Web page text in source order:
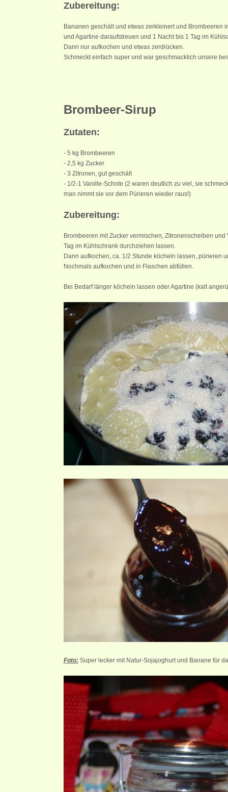
Zubereitung:
Bananen geschält und etwas zerkleinert und Brombeeren
und Agartine daraufstreuen und 1 Nacht bis 1 Tag im
Dann nur aufkochen und etwas zerdrücken.
Schmeckt einfach super und war geschmacklich unsere
Brombeer-Sirup
Zutaten:
- 5 kg Brombeeren
- 2,5 kg Zucker
- 3 Zitronen, gut geschält
- 1/2-1 Vanille-Schote (2 waren deutlich zu viel, sie
man nimmt sie vor dem Pürieren wieder raus!)
Zubereitung:
Brombeeren mit Zucker vermischen, Zitronenscheiben
Tag im Kühlschrank durchziehen lassen.
Dann aufkochen, ca. 1/2 Stunde köcheln lassen, pürieren
Nochmals aufkochen und in Flaschen abfüllen.
Bei Bedarf länger köcheln lassen oder Agartine (kalt
Foto: Super lecker mit Natur-Sojajoghurt und Banane für